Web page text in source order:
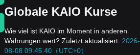
Globale KAIO Kurse
Wie viel ist KAIO im Moment in anderen
Währungen wert? Zuletzt aktualisiert: 2026-
08-08 09:45:40（UTC+0）